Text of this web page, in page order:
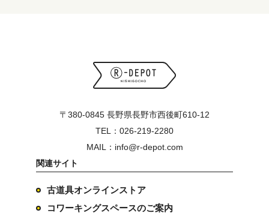
〒380-0845 長野県長野市西後町610-12
TEL：026-219-2280
MAIL：info@r-depot.com
関連サイト
古道具オンラインストア
コワーキングスペースのご案内